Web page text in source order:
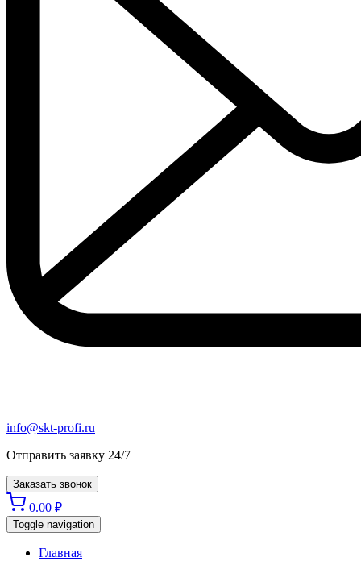
info@skt-profi.ru
Отправить заявку 24/7
Заказать звонок
0.00 ₽
Toggle navigation
Главная